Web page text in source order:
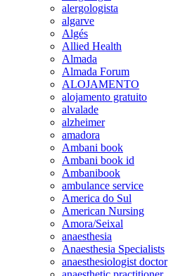
alergologista
algarve
Algés
Allied Health
Almada
Almada Forum
ALOJAMENTO
alojamento gratuito
alvalade
alzheimer
amadora
Ambani book
Ambani book id
Ambanibook
ambulance service
America do Sul
American Nursing
Amora/Seixal
anaesthesia
Anaesthesia Specialists
anaesthesiologist doctor